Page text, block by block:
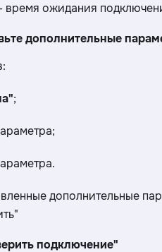
время ожидания
дополнительные
;
дополнительные
подключение"